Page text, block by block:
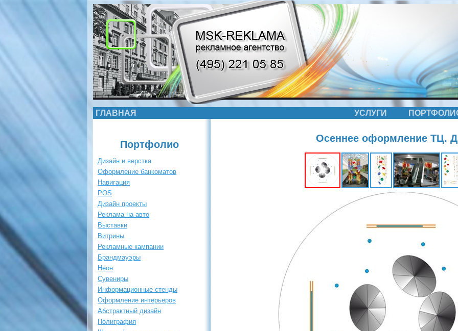
ГЛАВНАЯ УСЛУГИ
Портфолио
Дизайн и верстка
Оформление банкоматов
Навигация
POS
Дизайн проекты
Реклама на авто
Выставки
Витрины
Рекламные кампании
Брандмауэры
Неон
Сувениры
Информационные стенды
Оформление интерьеров
Абстрактный дизайн
Полиграфия
Осеннее оформление ТЦ.